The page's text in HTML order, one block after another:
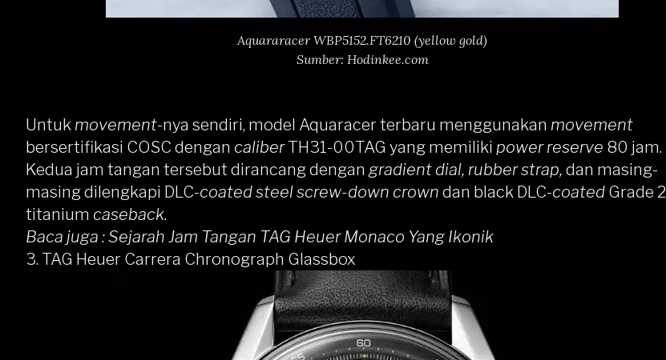
Aquararacer WBP5152.FT6210 (yellow gold)
Sumber: Hodinkee.com
Untuk movement-nya sendiri, model Aquaracer terbaru menggunakan movement
bersertifikasi COSC dengan caliberTH31-00TAG yang memiliki power reserve 80 jam.
Kedua jam tangan tersebut dirancang dengan gradient dial, rubber strap, dan masing-
masing dilengkapi DLC-coated steel screw-down crown dan black DLC-coated Grade 2
titanium caseback.
Baca juga :Sejarah Jam Tangan TAG Heuer Monaco Yang Ikonik
3. TAG Heuer Carrera Chronograph Glassbox